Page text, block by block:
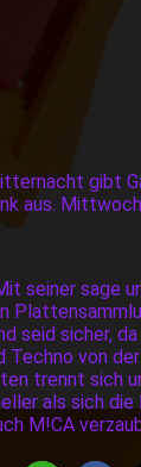
gibt
aus.
seiner sage
seid sicher,
Techno von
trennt sich
als sich
M!CA